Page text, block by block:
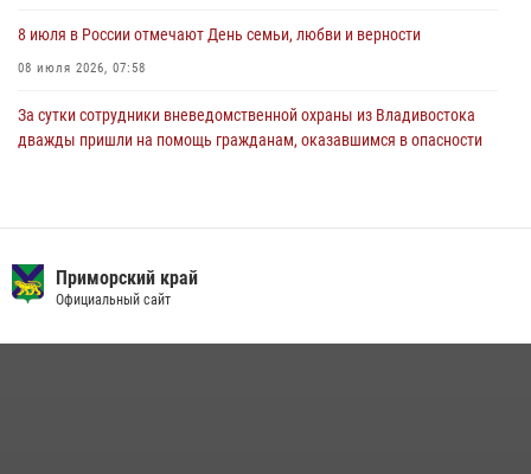
8 июля в России отмечают День семьи, любви и верности
08 июля 2026, 07:58
За сутки сотрудники вневедомственной охраны из Владивостока
дважды пришли на помощь гражданам, оказавшимся в опасности
09 июля 2026, 06:08 2
Приморский край
Официальный сайт